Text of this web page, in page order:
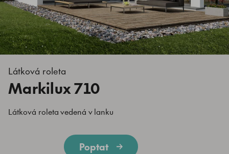
Látková roleta
Markilux 710
Látková roleta vedená v lanku
Poptat